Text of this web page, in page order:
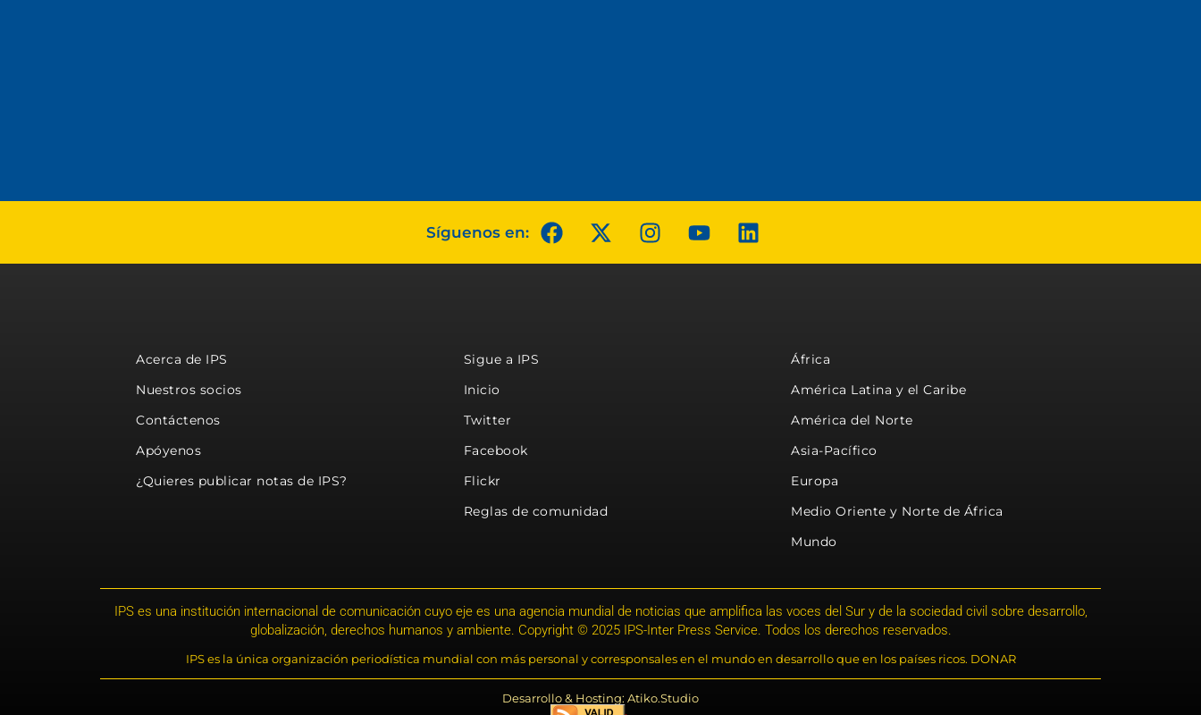
Síguenos en:
Acerca de IPS
Nuestros socios
Contáctenos
Apóyenos
¿Quieres publicar notas de IPS?
Sigue a IPS
Inicio
Twitter
Facebook
Flickr
Reglas de comunidad
África
América Latina y el Caribe
América del Norte
Asia-Pacífico
Europa
Medio Oriente y Norte de África
Mundo
IPS es una institución internacional de comunicación cuyo eje es una agencia mundial de noticias que amplifica las voces del Sur y de la sociedad civil sobre desarrollo,
globalización, derechos humanos y ambiente. Copyright © 2025 IPS-Inter Press Service. Todos los derechos reservados.
IPS es la única organización periodística mundial con más personal y corresponsales en el mundo en desarrollo que en los países ricos. DONAR
Desarrollo & Hosting: Atiko.Studio